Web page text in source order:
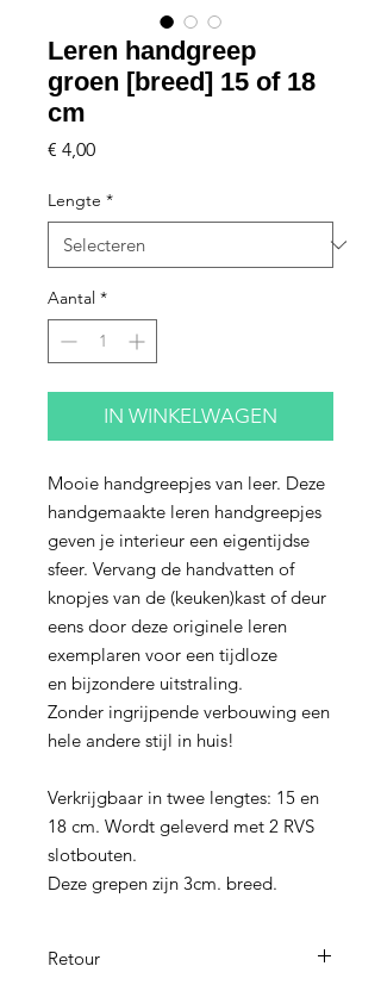
Leren handgreep
groen [breed] 15 of 18
cm
€ 4,00Prijs
Lengte *
Aantal *
IN WINKELWAGEN
Mooie handgreepjes van leer. Deze
handgemaakte leren handgreepjes
geven je interieur een eigentijdse
sfeer. Vervang de handvatten of
knopjes van de (keuken)kast of deur
eens door deze originele leren
exemplaren voor een tijdloze
en bijzondere uitstraling.
Zonder ingrijpende verbouwing een
hele andere stijl in huis!
Verkrijgbaar in twee lengtes: 15 en
18 cm. Wordt geleverd met 2 RVS
slotbouten.
Deze grepen zijn 3cm. breed.
Retour